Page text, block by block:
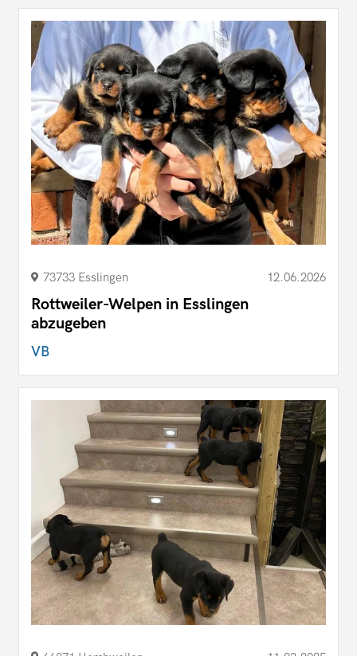
73733 Esslingen 12.06.2026
Rottweiler-Welpen in Esslingen
abzugeben
VB